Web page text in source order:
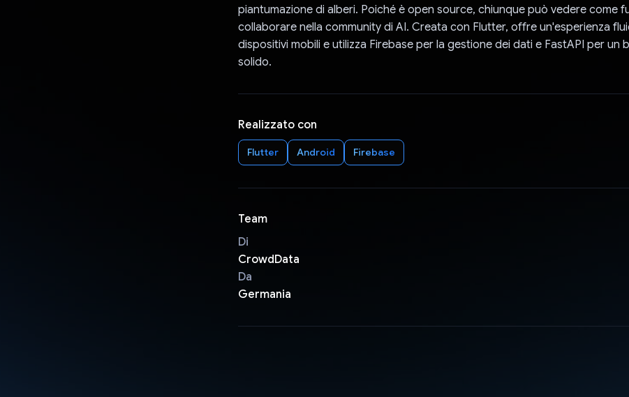
piantumazione di alberi. Poiché è open source, chiunque può vedere come
collaborare nella community di AI. Creata con Flutter, offre un'esperienza
dispositivi mobili e utilizza Firebase per la gestione dei dati e FastAPI per un
solido.
Realizzato con
Flutter Android Firebase
Team
Di
CrowdData
Da
Germania